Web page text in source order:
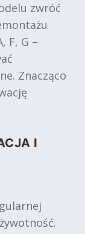
zwróć
F, G –
Znacząco
I